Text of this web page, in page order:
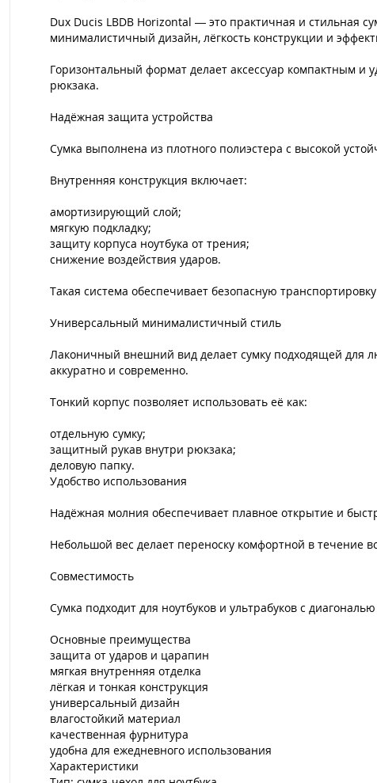
Dux Ducis LBDB Horizontal — это практичная и стильная
минималистичный дизайн, лёгкость конструкции и
Горизонтальный формат делает аксессуар компактным и
рюкзака.
Надёжная защита устройства
Сумка выполнена из плотного полиэстера с высокой
Внутренняя конструкция включает:
амортизирующий слой;
мягкую подкладку;
защиту корпуса ноутбука от трения;
снижение воздействия ударов.
Такая система обеспечивает безопасную
Универсальный минималистичный стиль
Лаконичный внешний вид делает сумку подходящей для
аккуратно и современно.
Тонкий корпус позволяет использовать её как:
отдельную сумку;
защитный рукав внутри рюкзака;
деловую папку.
Удобство использования
Надёжная молния обеспечивает плавное открытие и
Небольшой вес делает переноску комфортной в течение
Совместимость
Сумка подходит для ноутбуков и ультрабуков с
Основные преимущества
защита от ударов и царапин
мягкая внутренняя отделка
лёгкая и тонкая конструкция
универсальный дизайн
влагостойкий материал
качественная фурнитура
удобна для ежедневного использования
Характеристики